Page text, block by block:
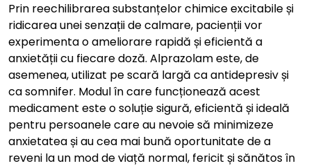
Prin reechilibrarea substanțelor chimice excitabile și
ridicarea unei senzații de calmare, pacienții vor
experimenta o ameliorare rapidă și eficientă a
anxietății cu fiecare doză. Alprazolam este, de
asemenea, utilizat pe scară largă ca antidepresiv și
ca somnifer. Modul în care funcționează acest
medicament este o soluție sigură, eficientă și ideală
pentru persoanele care au nevoie să minimizeze
anxietatea și au cea mai bună oportunitate de a
reveni la un mod de viață normal, fericit și sănătos în